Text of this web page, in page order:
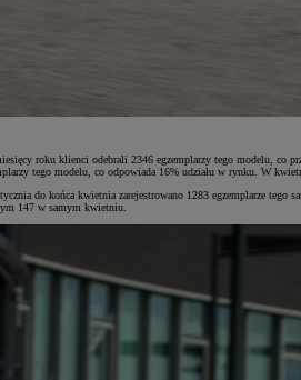
roku klienci odebrali 2346 egzemplarzy tego modelu,
tego modelu, co odpowiada 16% udziału w rynku. W
do końca kwietnia zarejestrowano 1283 egzemplarze
147 w samym kwietniu.